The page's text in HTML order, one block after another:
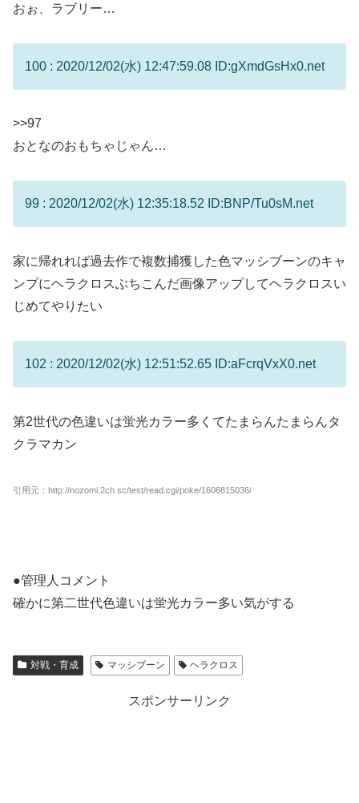
おぉ、ラブリー…
100 : 2020/12/02(水) 12:47:59.08 ID:gXmdGsHx0.net
>>97
おとなのおもちゃじゃん…
99 : 2020/12/02(水) 12:35:18.52 ID:BNP/Tu0sM.net
家に帰れれば過去作で複数捕獲した色マッシブーンのキャ
ンプにヘラクロスぶちこんだ画像アップしてヘラクロスい
じめてやりたい
102 : 2020/12/02(水) 12:51:52.65 ID:aFcrqVxX0.net
第2世代の色違いは蛍光カラー多くてたまらんたまらんタ
クラマカン
引用元：http://nozomi.2ch.sc/test/read.cgi/poke/1606815036/
●管理人コメント
確かに第二世代色違いは蛍光カラー多い気がする
対戦・育成 マッシブーン ヘラクロス
スポンサーリンク